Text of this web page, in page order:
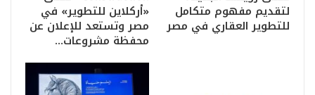
لتقديم مفهوم متكامل
للتطوير العقاري في مصر
«أركلاين للتطوير» في
مصر وتستعد للإعلان عن
محفظة مشروعات…